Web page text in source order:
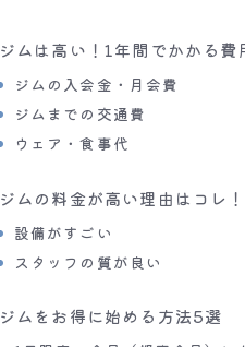
ジムは高い！1年間でかかる費
ジムの入会金・月会費
ジムまでの交通費
ウェア・食事代
ジムの料金が高い理由はコレ！
設備がすごい
スタッフの質が良い
ジムをお得に始める方法5選